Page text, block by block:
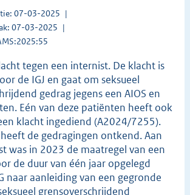
07-03-2025
07-03-2025
tegen een internist. De klacht is
de IGJ en gaat om seksueel
gedrag jegens een AIOS en
Eén van deze patiënten heeft ook
klacht ingediend (A2024/7255).
de gedragingen ontkend. Aan
was in 2023 de maatregel van een
de duur van één jaar opgelegd
naar aanleiding van een gegronde
grensoverschrijdend